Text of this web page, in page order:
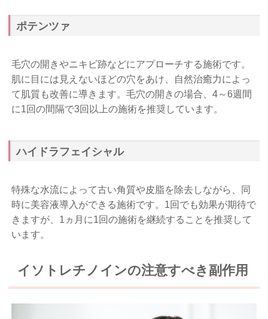
ポテンツァ
毛穴の開きやニキビ跡などにアプローチする施術です。
肌に目には見えないほどの穴をあけ、自然治癒力によっ
て肌質も改善に導きます。毛穴の開きの場合、4～6週間
に1回の間隔で3回以上の施術を推奨しています。
ハイドラフェイシャル
特殊な水流によって古い角質や皮脂を除去しながら、同
時に美容液導入ができる施術です。1回でも効果が期待で
きますが、1ヵ月に1回の施術を継続することを推奨して
います。
イソトレチノインの注意すべき副作用